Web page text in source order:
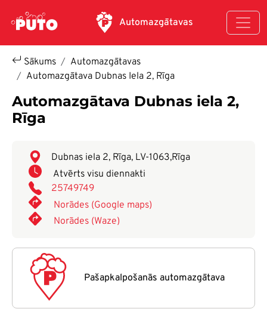
Automazgātavas
Sākums
Automazgātavas
Automazgātava Dubnas Iela 2, Rīga
Automazgātava Dubnas iela 2,
Rīga
Dubnas iela 2, Rīga, LV-1063,Rīga
Atvērts visu diennakti
25749749
Norādes (Google maps)
Norādes (Waze)
Pašapkalpošanās automazgātava